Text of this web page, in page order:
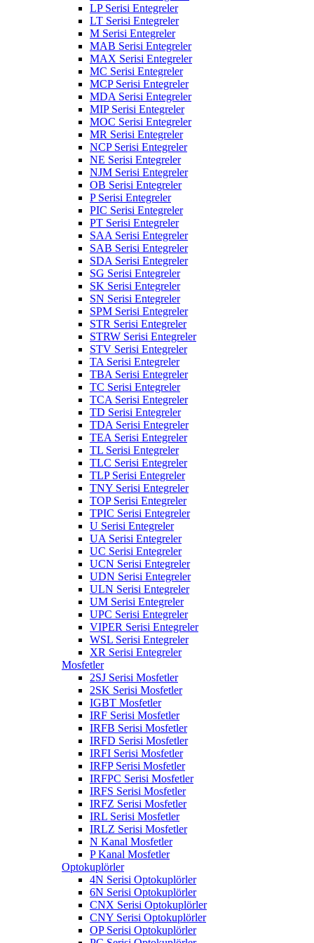
LP Serisi Entegreler
LT Serisi Entegreler
M Serisi Entegreler
MAB Serisi Entegreler
MAX Serisi Entegreler
MC Serisi Entegreler
MCP Serisi Entegreler
MDA Serisi Entegreler
MIP Serisi Entegreler
MOC Serisi Entegreler
MR Serisi Entegreler
NCP Serisi Entegreler
NE Serisi Entegreler
NJM Serisi Entegreler
OB Serisi Entegreler
P Serisi Entegreler
PIC Serisi Entegreler
PT Serisi Entegreler
SAA Serisi Entegreler
SAB Serisi Entegreler
SDA Serisi Entegreler
SG Serisi Entegreler
SK Serisi Entegreler
SN Serisi Entegreler
SPM Serisi Entegreler
STR Serisi Entegreler
STRW Serisi Entegreler
STV Serisi Entegreler
TA Serisi Entegreler
TBA Serisi Entegreler
TC Serisi Entegreler
TCA Serisi Entegreler
TD Serisi Entegreler
TDA Serisi Entegreler
TEA Serisi Entegreler
TL Serisi Entegreler
TLC Serisi Entegreler
TLP Serisi Entegreler
TNY Serisi Entegreler
TOP Serisi Entegreler
TPIC Serisi Entegreler
U Serisi Entegreler
UA Serisi Entegreler
UC Serisi Entegreler
UCN Serisi Entegreler
UDN Serisi Entegreler
ULN Serisi Entegreler
UM Serisi Entegreler
UPC Serisi Entegreler
VIPER Serisi Entegreler
WSL Serisi Entegreler
XR Serisi Entegreler
Mosfetler
2SJ Serisi Mosfetler
2SK Serisi Mosfetler
IGBT Mosfetler
IRF Serisi Mosfetler
IRFB Serisi Mosfetler
IRFD Serisi Mosfetler
IRFI Serisi Mosfetler
IRFP Serisi Mosfetler
IRFPC Serisi Mosfetler
IRFS Serisi Mosfetler
IRFZ Serisi Mosfetler
IRL Serisi Mosfetler
IRLZ Serisi Mosfetler
N Kanal Mosfetler
P Kanal Mosfetler
Optokuplörler
4N Serisi Optokuplörler
6N Serisi Optokuplörler
CNX Serisi Optokuplörler
CNY Serisi Optokuplörler
OP Serisi Optokuplörler